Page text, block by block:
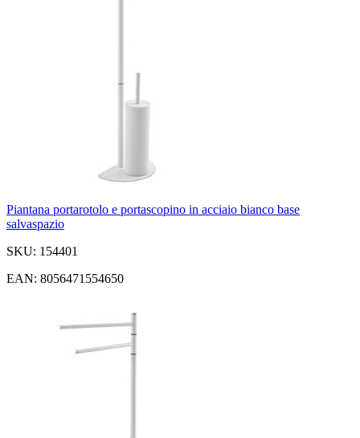
Piantana portarotolo e portascopino in acciaio bianco base
salvaspazio
SKU: 154401
EAN: 8056471554650